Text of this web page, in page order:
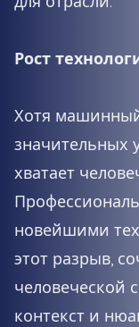
Рост
Хотя
значительных
хватает
новейшими
этот разрыв,
человеческой
контекст и